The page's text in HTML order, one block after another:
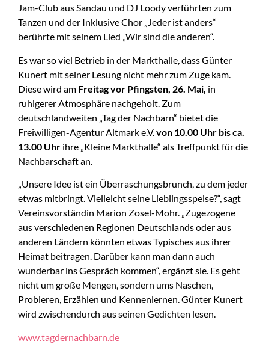
Jam-Club aus Sandau und DJ Loody verführten zum
Tanzen und der Inklusive Chor „Jeder ist anders“
berührte mit seinem Lied „Wir sind die anderen“.
Es war so viel Betrieb in der Markthalle, dass Günter
Kunert mit seiner Lesung nicht mehr zum Zuge kam.
Diese wird am Freitag vor Pfingsten, 26. Mai, in
ruhigerer Atmosphäre nachgeholt. Zum
deutschlandweiten „Tag der Nachbarn“ bietet die
Freiwilligen-Agentur Altmark e.V. von 10.00 Uhr bis ca.
13.00 Uhr ihre „Kleine Markthalle“ als Treffpunkt für die
Nachbarschaft an.
„Unsere Idee ist ein Überraschungsbrunch, zu dem jeder
etwas mitbringt. Vielleicht seine Lieblingsspeise?“, sagt
Vereinsvorständin Marion Zosel-Mohr. „Zugezogene
aus verschiedenen Regionen Deutschlands oder aus
anderen Ländern könnten etwas Typisches aus ihrer
Heimat beitragen. Darüber kann man dann auch
wunderbar ins Gespräch kommen“, ergänzt sie. Es geht
nicht um große Mengen, sondern ums Naschen,
Probieren, Erzählen und Kennenlernen. Günter Kunert
wird zwischendurch aus seinen Gedichten lesen.
www.tagdernachbarn.de